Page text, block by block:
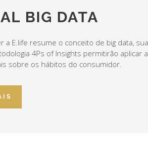
BIG DATA
a E.life resume o conceito de big data,
4Ps of Insights permitirão
sobre os hábitos do consumidor.